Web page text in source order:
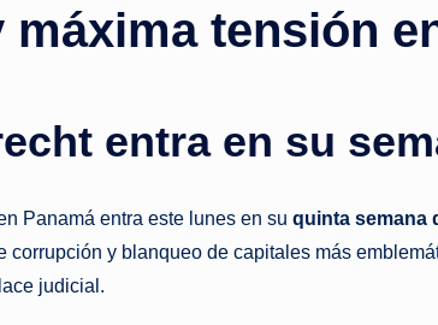
tensión
entra en su
Panamá entra este lunes en su quinta semana
corrupción y blanqueo de capitales más
judicial.